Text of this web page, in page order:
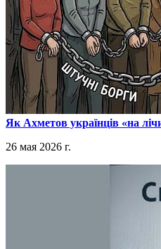
​Як Ахметов українців «на
26 мая 2026 г.